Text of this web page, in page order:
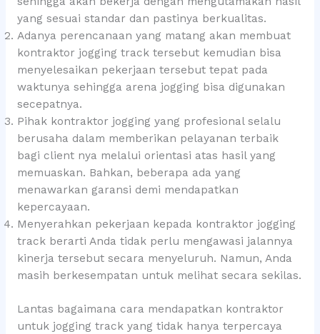
yang sesuai standar dan pastinya berkualitas.
Adanya perencanaan yang matang akan membuat
kontraktor jogging track tersebut kemudian bisa
menyelesaikan pekerjaan tersebut tepat pada
waktunya sehingga arena jogging bisa digunakan
secepatnya.
Pihak kontraktor jogging yang profesional selalu
berusaha dalam memberikan pelayanan terbaik
bagi client nya melalui orientasi atas hasil yang
memuaskan. Bahkan, beberapa ada yang
menawarkan garansi demi mendapatkan
kepercayaan.
Menyerahkan pekerjaan kepada kontraktor jogging
track berarti Anda tidak perlu mengawasi jalannya
kinerja tersebut secara menyeluruh. Namun, Anda
masih berkesempatan untuk melihat secara sekilas.
Lantas bagaimana cara mendapatkan kontraktor
untuk jogging track yang tidak hanya terpercaya